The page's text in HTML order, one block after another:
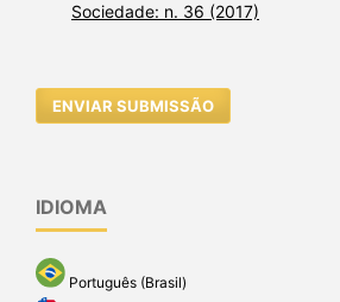
Sociedade: n. 36 (2017)
ENVIAR SUBMISSÃO
IDIOMA
Português (Brasil)